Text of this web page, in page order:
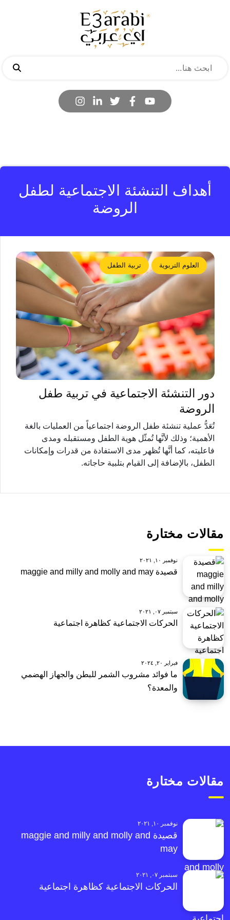
أهداف التنشئة الاجتماعية لطفل
الروضة
العلوم التربوية تربية الطفل
دور التنشئة الاجتماعية في تربية طفل
الروضة
تُعَدُّ عملية تنشئة طفل الروضة اجتماعياً من العمليات بالغة
الأهمية؛ وذلك لأنَّها تُمثّل هوية الطفل ومستقبله ومدى
فاعليته، كما أنَّها تُظهر مدى الاستفادة من قدرات وإمكانات
الطفل، بالإضافة إلى القيام بتلبية حاجاته.
مقالات مختارة
نوفمبر ١٠, ٢٠٢١
قصيدة maggie and milly and molly and may
سبتمبر ٠٧, ٢٠٢١
الحركات الاجتماعية كظاهرة اجتماعية
فبراير ٢٠, ٢٠٢٤
ما فوائد مشروب الشمر للبطن والجهاز الهضمي
والمعدة؟
مقالات مختارة
نوفمبر ١٠, ٢٠٢١
قصيدة maggie and milly and molly and
may
سبتمبر ٠٧, ٢٠٢١
الحركات الاجتماعية كظاهرة اجتماعية